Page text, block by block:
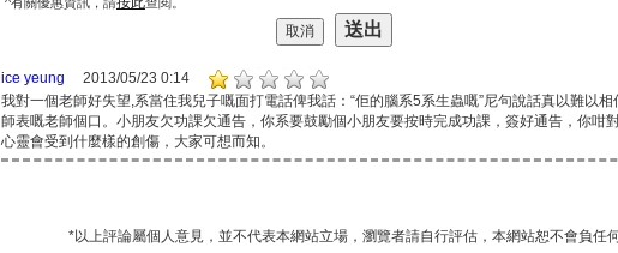
ice yeung
2013/05/23 0:14
我對一個老師好失望,系當住我兒子嘅面打電話俾我話：“佢的腦系5系生蟲嘅”尼句說話真以難以相
師表嘅老師個口。小朋友欠功課欠通告，你系要鼓勵個小朋友要按時完成功課，簽好通告，你咁
心靈會受到什麼樣的創傷，大家可想而知。
*以上評論屬個人意見，並不代表本網站立場，瀏覽者請自行評估，本網站恕不會負任